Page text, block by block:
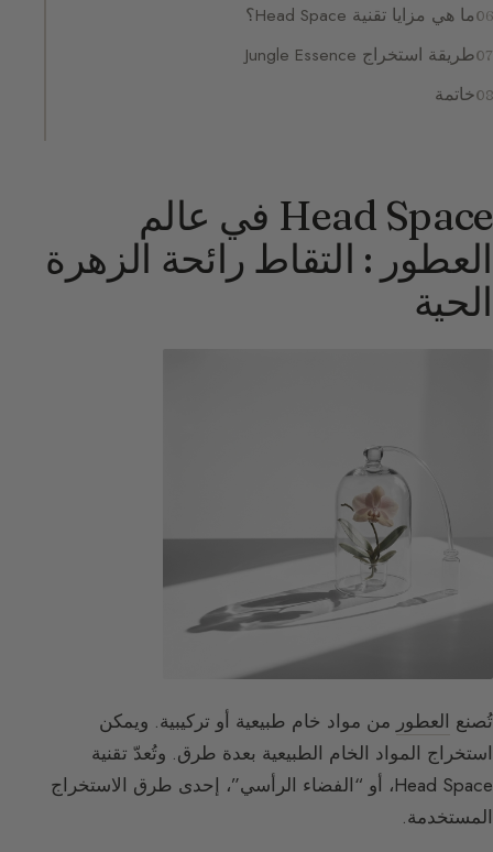
ما هي مزايا تقنية Head Space؟
طريقة استخراج Jungle Essence
خاتمة
Head Space في عالم
العطور : التقاط رائحة الزهرة
الحية
تُصنع العطور من مواد خام طبيعية أو تركيبية. ويمكن
استخراج المواد الخام الطبيعية بعدة طرق. وتُعدّ تقنية
Head Space، أو “الفضاء الرأسي”، إحدى طرق الاستخراج
المستخدمة.